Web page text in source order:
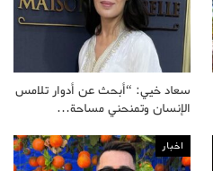
سعاد خيي: “أبحث عن أدوار تلامس
الإنسان وتمنحني مساحة…
اخبار